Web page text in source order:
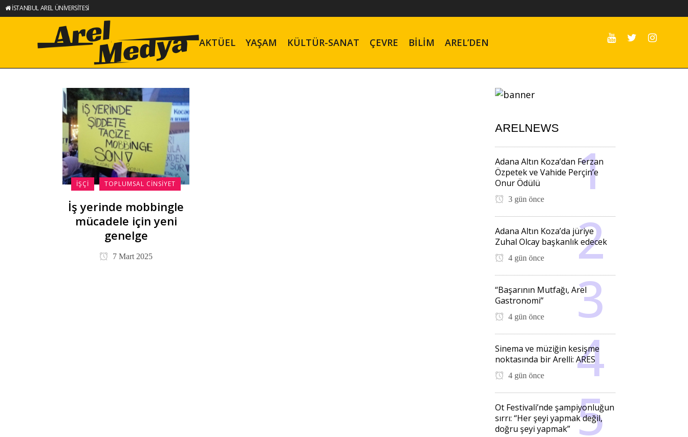
İSTANBUL AREL ÜNİVERSİTESİ
AKTÜEL YAŞAM KÜLTÜR-SANAT ÇEVRE BILIM AREL’DEN
İŞÇI TOPLUMSAL CINSIYET
İş yerinde mobbingle
mücadele için yeni
genelge
7 Mart 2025
ARELNEWS
Adana Altın Koza’dan Ferzan
Özpetek ve Vahide Perçin’e
Onur Ödülü
3 gün önce
Adana Altın Koza’da jüriye
Zuhal Olcay başkanlık edecek
4 gün önce
“Başarının Mutfağı, Arel
Gastronomi”
4 gün önce
Sinema ve müziğin kesişme
noktasında bir Arelli: ARES
4 gün önce
Ot Festivali’nde şampiyonluğun
sırrı: “Her şeyi yapmak değil,
doğru şeyi yapmak”